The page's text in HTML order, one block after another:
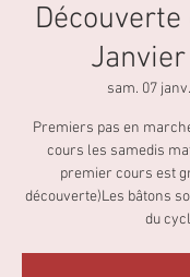
sam. 07 janv.
Premiers pas en
cours les samedis
premier cours est
découverte)Les bâtons
du